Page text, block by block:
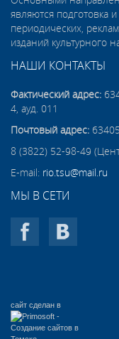
являются подготовка
периодических,
изданий культурного
НАШИ КОНТАКТЫ
Фактический адрес:
4, ауд. 011
Почтовый адрес:
8 (3822) 52-98-49
E-mail: rio.tsu@mail.ru
МЫ В СЕТИ
сайт сделан в